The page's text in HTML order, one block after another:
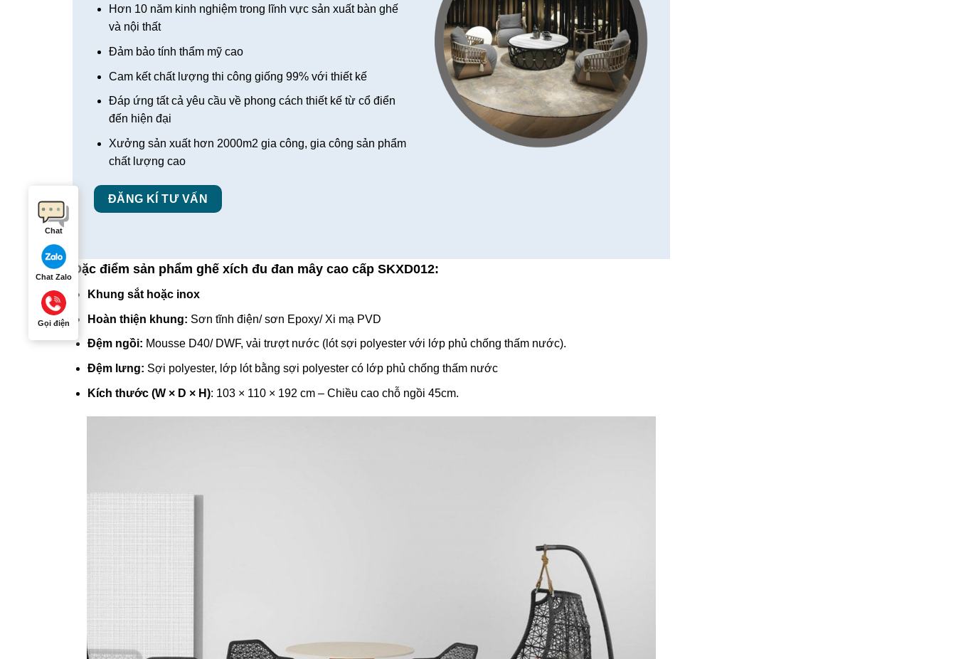
Hơn 10 năm kinh nghiệm trong lĩnh vực sản xuất bàn ghế
và nội thất
Đảm bảo tính thẩm mỹ cao
Cam kết chất lượng thi công giống 99% với thiết kế
Đáp ứng tất cả yêu cầu về phong cách thiết kế từ cổ điển
đến hiện đại
Xưởng sản xuất hơn 2000m2 gia công, gia công sản phẩm
chất lượng cao
ĐĂNG KÍ TƯ VẤN
Đặc điểm sản phẩm ghế xích đu đan mây cao cấp SKXD012:
Khung sắt hoặc inox
Hoàn thiện khung: Sơn tĩnh điện/ sơn Epoxy/ Xi mạ PVD
Đệm ngồi: Mousse D40/ DWF, vải trượt nước (lót sợi polyester với lớp phủ chống thấm nước).
Đệm lưng: Sợi polyester, lớp lót bằng sợi polyester có lớp phủ chống thấm nước
Kích thước (W × D × H): 103 × 110 × 192 cm – Chiều cao chỗ ngồi 45cm.
Chat
Chat Zalo
Gọi điện